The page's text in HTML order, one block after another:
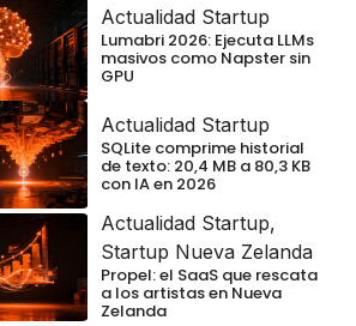
Actualidad Startup
Lumabri 2026: Ejecuta LLMs
masivos como Napster sin
GPU
Actualidad Startup
SQLite comprime historial
de texto: 20,4 MB a 80,3 KB
con IA en 2026
Actualidad Startup,
Startup Nueva Zelanda
Propel: el SaaS que rescata
a los artistas en Nueva
Zelanda